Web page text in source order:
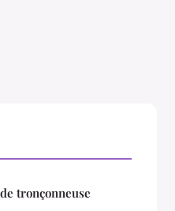
tronçonneuse